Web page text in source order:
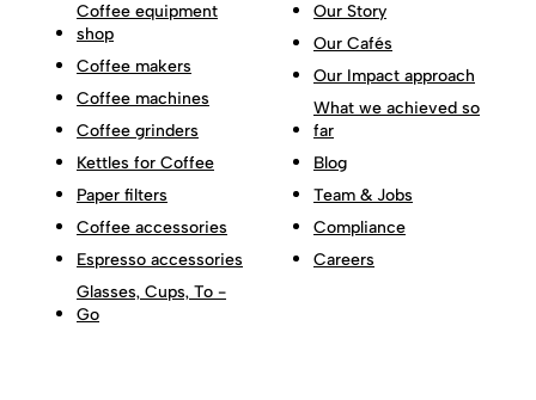
Coffee equipment
shop
Coffee makers
Coffee machines
Coffee grinders
Kettles for Coffee
Paper filters
Coffee accessories
Espresso accessories
Glasses, Cups, To -
Go
Our Story
Our Cafés
Our Impact approach
What we achieved so
far
Blog
Team & Jobs
Compliance
Careers